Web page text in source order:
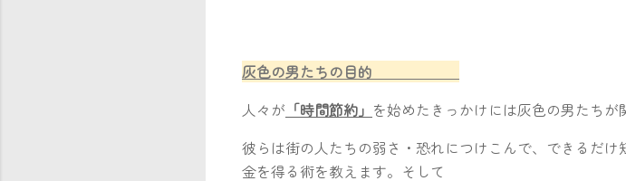
灰色の男たちの目的
人々が 「時間節約」 を始めたきっかけには灰色の男たちが
彼らは街の人たちの弱さ・恐れにつけこんで、できるだ
金を得る術を教えます。そして